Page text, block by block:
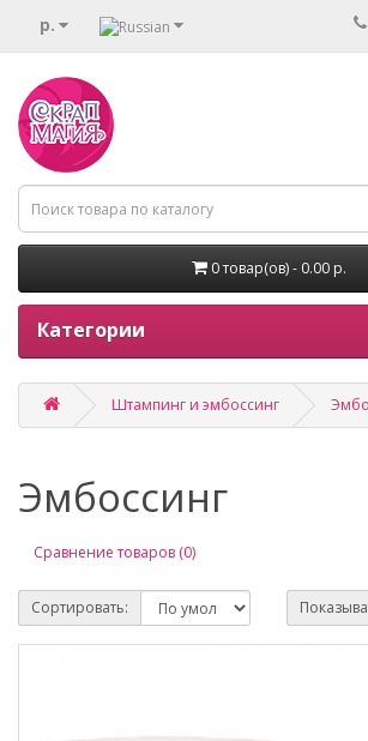
р.
0 товар(ов) - 0.00 р.
Категории
Штампинг и эмбоссинг
Эмбоссинг
Сравнение товаров (0)
Сортировать: